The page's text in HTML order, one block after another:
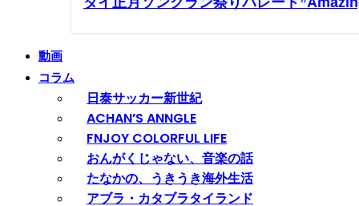
動画
コラム
日泰サッカー新世紀
ACHAN’S ANNGLE
FNJOY COLORFUL LIFE
おんがくじゃない、音楽の話
たなかの、うきうき海外生活
アブラ・カタブラタイランド